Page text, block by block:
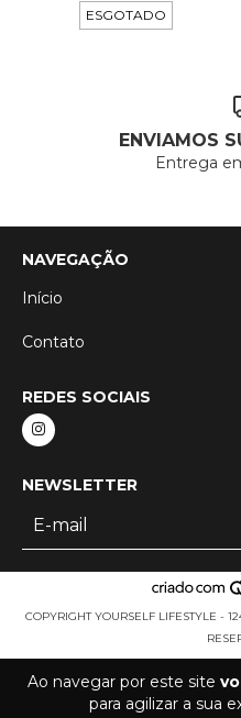
Ao navegar por este site
para agilizar a sua
ESGOTADO
ENVIAMOS
Entrega
NAVEGAÇÃO
Início
Contato
REDES SOCIAIS
NEWSLETTER
COPYRIGHT YOURSELF LIFESTYLE -